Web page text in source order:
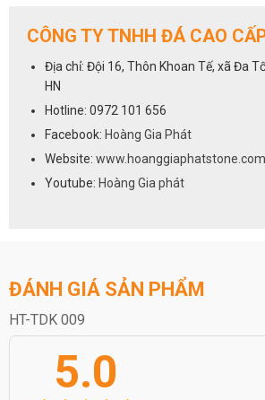
CÔNG TY TNHH ĐÁ CAO
Địa chỉ: Đội 16, Thôn Khoan Tế, xã Đa
HN
Hotline: 0972 101 656
Facebook: Hoàng Gia Phát
Website: www.hoanggiaphatstone.com
Youtube: Hoàng Gia phát
ĐÁNH GIÁ SẢN PHẨM
HT-TDK 009
5.0